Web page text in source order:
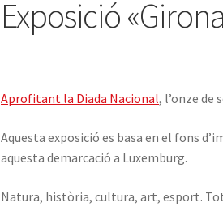
Exposició
Aprofitant la Diada Nacional, l’onze de
Aquesta exposició es basa en el fons
aquesta demarcació a Luxemburg.
Natura, història, cultura, art, esport.